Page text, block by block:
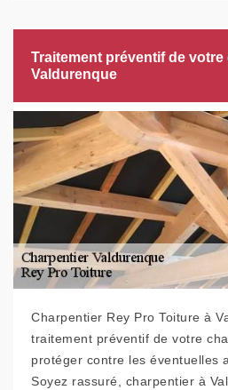
Traitement préventif de votre
Valdurenque
Charpentier Rey Pro Toiture à
traitement préventif de votre
protéger contre les éventuelles
Soyez rassuré, charpentier à